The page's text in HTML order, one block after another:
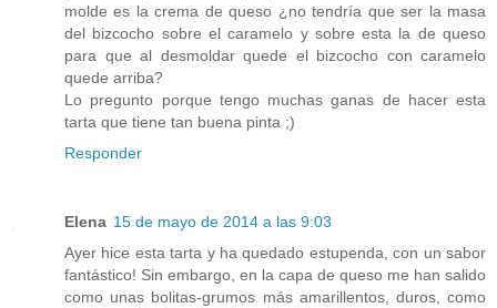
molde es la crema de queso ¿no tendría que ser la masa
del bizcocho sobre el caramelo y sobre esta la de queso
para que al desmoldar quede el bizcocho con caramelo
quede arriba?
Lo pregunto porque tengo muchas ganas de hacer esta
tarta que tiene tan buena pinta ;)
Responder
Elena 15 de mayo de 2014 a las 9:03
Ayer hice esta tarta y ha quedado estupenda, con un sabor
fantástico! Sin embargo, en la capa de queso me han salido
como unas bolitas-grumos más amarillentos, duros, como